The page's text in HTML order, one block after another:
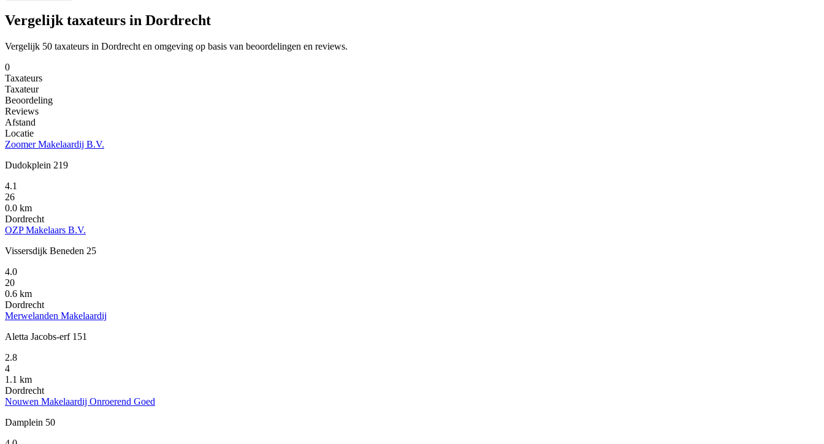
Vergelijk taxateurs in Dordrecht
Vergelijk 50 taxateurs in Dordrecht en omgeving op basis van beoordelingen en reviews.
0
Taxateurs
Taxateur
Beoordeling
Reviews
Afstand
Locatie
Zoomer Makelaardij B.V.
Dudokplein 219
4.1
26
0.0 km
Dordrecht
OZP Makelaars B.V.
Vissersdijk Beneden 25
4.0
20
0.6 km
Dordrecht
Merwelanden Makelaardij
Aletta Jacobs-erf 151
2.8
4
1.1 km
Dordrecht
Nouwen Makelaardij Onroerend Goed
Damplein 50